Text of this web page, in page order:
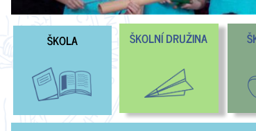
ŠKOLA ŠKOLNÍ DRUŽINA